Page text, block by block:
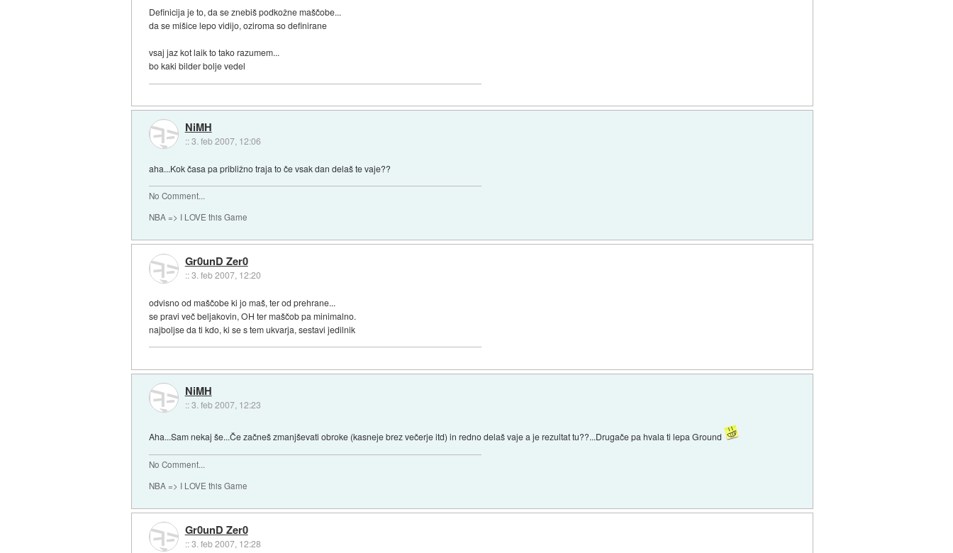
Definicija je to, da se znebiš podkožne maščobe...
da se mišice lepo vidijo, oziroma so definirane
vsaj jaz kot laik to tako razumem...
bo kaki bilder bolje vedel
NiMH
::3. feb 2007, 12:06
aha...Kok časa pa približno traja to če vsak dan delaš te vaje??
No Comment...
NBA => I LOVE this Game
Gr0unD Zer0
::3. feb 2007, 12:20
odvisno od maščobe ki jo maš, ter od prehrane...
se pravi več beljakovin, OH ter maščob pa minimalno.
najboljse da ti kdo, ki se s tem ukvarja, sestavi jedilnik
NiMH
::3. feb 2007, 12:23
Aha...Sam nekaj še...Če začneš zmanjševati obroke (kasneje brez večerje itd) in redno delaš vaje a je rezultat tu??...Drugače pa hvala ti lepa Ground
No Comment...
NBA => I LOVE this Game
Gr0unD Zer0
::3. feb 2007, 12:28